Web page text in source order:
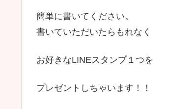
簡単に書いてください。
書いていただいたらもれなく
お好きなLINEスタンプ１つを
プレゼントしちゃいます！！